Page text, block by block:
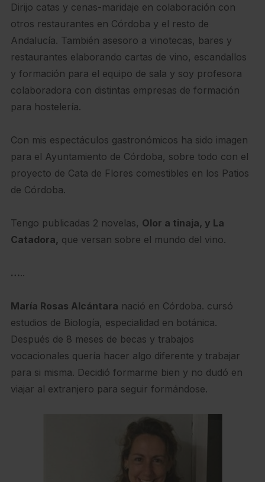
Dirijo catas y cenas-maridaje en colaboración con
otros restaurantes en Córdoba y el resto de
Andalucía. También asesoro a vinotecas, bares y
restaurantes elaborando cartas de vino, escandallos
y formación para el equipo de sala y soy profesora
colaboradora con distintas empresas de formación
para hostelería.
Con mis espectáculos gastronómicos ha sido imagen
para el Ayuntamiento de Córdoba, sobre todo con el
proyecto de Cata de Flores comestibles en los Patios
de Córdoba.
Tengo publicadas 2 novelas, Olor a tinaja, y La
Catadora, que versan sobre el mundo del vino.
…..
María Rosas Alcántara nació en Córdoba. cursó
estudios de Biología, especialidad en botánica.
Después de 8 meses de becas y trabajos
vocacionales quería hacer algo diferente y trabajar
para si misma. Decidió formarme bien y no dudó en
viajar al extranjero para seguir formándose.